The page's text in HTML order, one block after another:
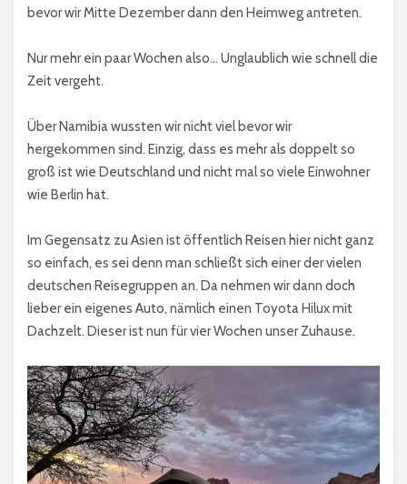
bevor wir Mitte Dezember dann den Heimweg antreten.
Nur mehr ein paar Wochen also… Unglaublich wie schnell die
Zeit vergeht.
Über Namibia wussten wir nicht viel bevor wir
hergekommen sind. Einzig, dass es mehr als doppelt so
groß ist wie Deutschland und nicht mal so viele Einwohner
wie Berlin hat.
Im Gegensatz zu Asien ist öffentlich Reisen hier nicht ganz
so einfach, es sei denn man schließt sich einer der vielen
deutschen Reisegruppen an. Da nehmen wir dann doch
lieber ein eigenes Auto, nämlich einen Toyota Hilux mit
Dachzelt. Dieser ist nun für vier Wochen unser Zuhause.